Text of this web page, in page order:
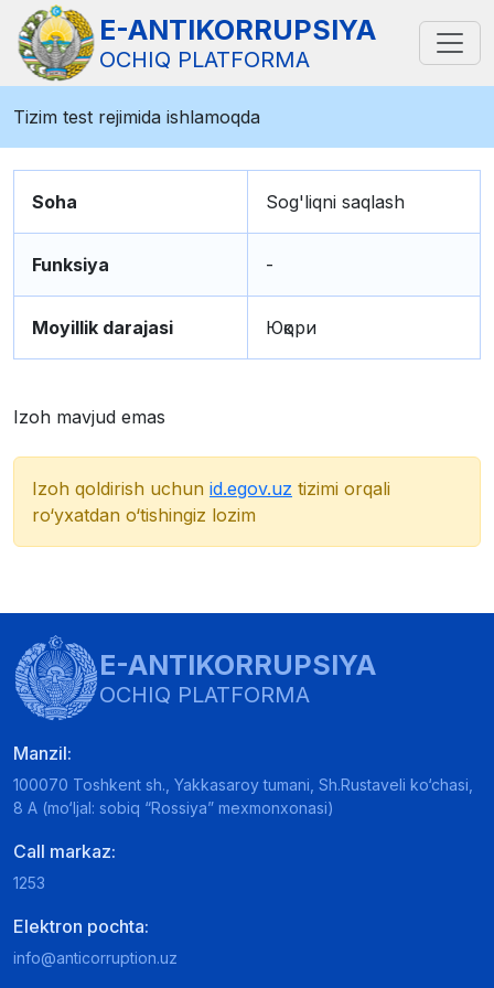
E-ANTIKORRUPSIYA
OCHIQ PLATFORMA
Tizim test rejimida ishlamoqda
Soha Sog'liqni saqlash
Funksiya -
Moyillik darajasi Юқори
Izoh mavjud emas
Izoh qoldirish uchun id.egov.uz tizimi orqali
ro‘yxatdan o‘tishingiz lozim
E-ANTIKORRUPSIYA
OCHIQ PLATFORMA
Manzil:
100070 Toshkent sh., Yakkasaroy tumani, Sh.Rustaveli ko‘chasi,
8 A (mo‘ljal: sobiq “Rossiya” mexmonxonasi)
Call markaz:
1253
Elektron pochta:
info@anticorruption.uz